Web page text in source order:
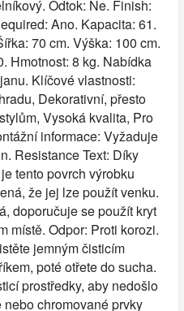
Odtok: Ne. Finish:
Ano. Kapacita: 61.
70 cm. Výška: 100 cm.
Hmotnost: 8 kg. Nabídka
Klíčové vlastnosti:
Dekorativní, přesto
Vysoká kvalita, Pro
informace: Vyžaduje
Resistance Text: Díky
tento povrch výrobku
že jej lze použít venku.
doporučuje se použít kryt
místě. Odpor: Proti korozi.
jemným čisticím
poté otřete do sucha.
prostředky, aby nedošlo
chromované prvky